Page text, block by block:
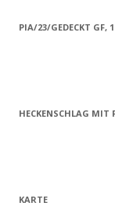
PIA/23/GEDECKT GF,
HECKENSCHLAG MIT
KARTE